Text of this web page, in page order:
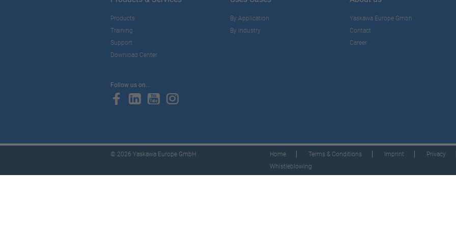
Products
Training
Support
Download Center
By Application
By Industry
Yaskawa Europe Gmbh
Contact
Career
Follow us on...
© 2026 Yaskawa Europe GmbH Home Terms & Conditions Imprint Privacy
Whistleblowing